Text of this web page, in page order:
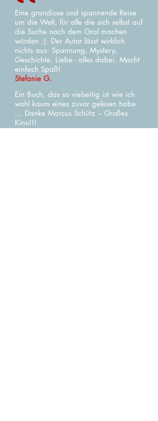
Eine grandiose und spannende Reise
um die Welt, für alle die sich selbst auf
die Suche nach dem Gral machen
würden ;). Der Autor lässt wirklich
nichts aus: Spannung, Mystery,
Geschichte, Liebe - alles dabei. Macht
einfach Spaß!
Stefanie G.
Ein Buch, das so vielseitig ist wie ich
wohl kaum eines zuvor gelesen habe
... Danke Marcus Schütz – Großes
Kino!!!